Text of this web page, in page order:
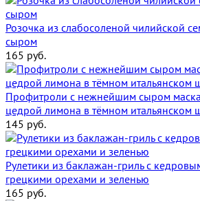
Розочка из слабосоленой чилийской
сыром
165 руб.
Профитроли с нежнейшим сыром
цедрой лимона в тёмном итальянском
145 руб.
Рулетики из баклажан-гриль с
грецкими орехами и зеленью
165 руб.